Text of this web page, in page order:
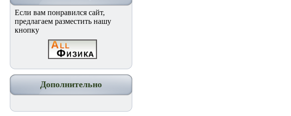
Если вам понравился сайт,
предлагаем разместить нашу
кнопку
Дополнительно